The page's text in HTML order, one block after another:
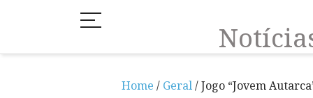
Home / Geral/ Jogo “Jovem